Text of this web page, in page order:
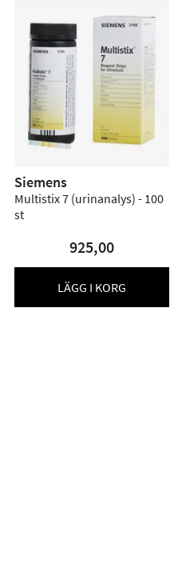
Siemens
Multistix 7 (urinanalys) - 100
st
925,00
LÄGG I KORG